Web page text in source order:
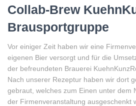
Collab-Brew
Brausportgruppe
Vor einiger Zeit haben wir eine
eigenen Bier versorgt und für die
der befreundeten Brauerei
Nach unserer Rezeptur haben wir dort
gebraut, welches zum Einen unter dem
der Firmenveranstaltung ausgeschenkt